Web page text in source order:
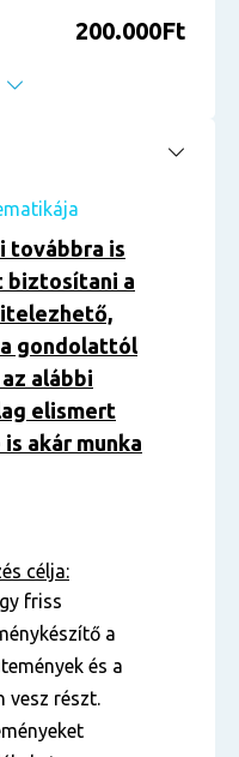
200.000Ft
továbbra is
biztosítani a
gondolattól
alábbi
elismert
akár munka
célja:
friss
a
és a
vesz részt.